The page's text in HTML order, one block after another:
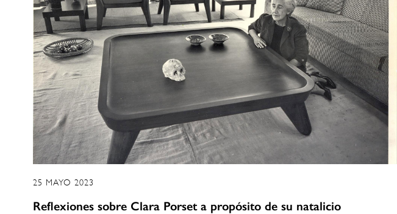
25 MAYO 2023
Reflexiones sobre Clara Porset a propósito de su natalicio